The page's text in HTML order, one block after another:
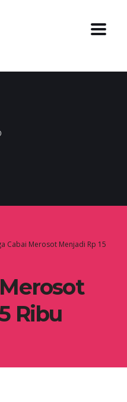
Cabai Merosot Menjadi Rp 15
Ribu